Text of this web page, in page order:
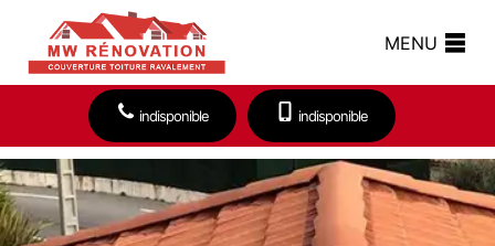
MENU
indisponible indisponible